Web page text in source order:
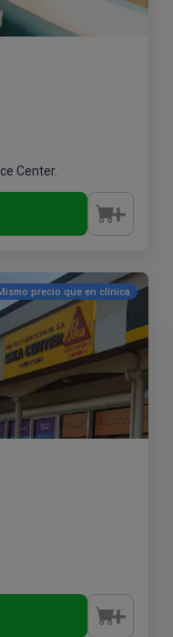
Center.
precio que en clínica